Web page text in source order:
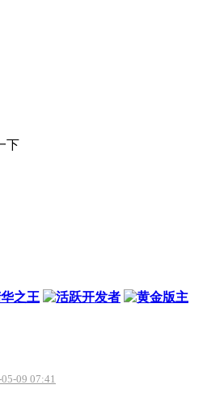
下
09 07:41